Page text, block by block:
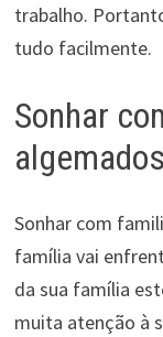
trabalho.
tudo facilmente.
Sonhar
algemados
Sonhar com
família vai
da sua família
muita atenção à